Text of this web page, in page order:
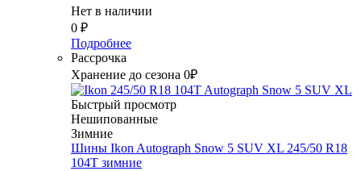
Нет в наличии
0 ₽
Подробнее
Рассрочка
Хранение до сезона 0₽
Быстрый просмотр
Нешипованные
Зимние
Шины Ikon Autograph Snow 5 SUV XL 245/50 R18
104T зимние